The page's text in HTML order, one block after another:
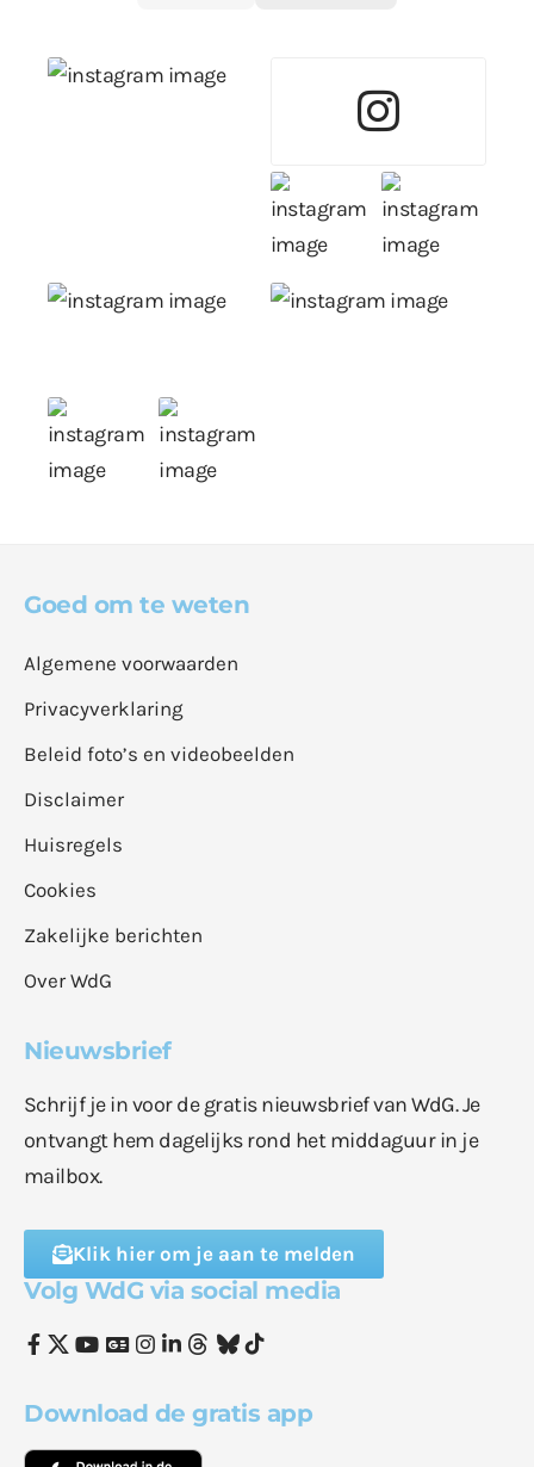
Goed om te weten
Algemene voorwaarden
Privacyverklaring
Beleid foto’s en videobeelden
Disclaimer
Huisregels
Cookies
Zakelijke berichten
Over WdG
Nieuwsbrief
Schrijf je in voor de gratis nieuwsbrief van WdG. Je
ontvangt hem dagelijks rond het middaguur in je
mailbox.
Klik hier om je aan te melden
Volg WdG via social media
Download de gratis app